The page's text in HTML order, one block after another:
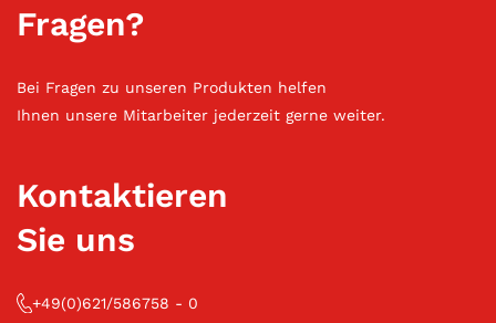
Fragen?
Bei Fragen zu unseren Produkten helfen
Ihnen unsere Mitarbeiter jederzeit gerne weiter.
Kontaktieren
Sie uns
+49(0)621/586758 - 0